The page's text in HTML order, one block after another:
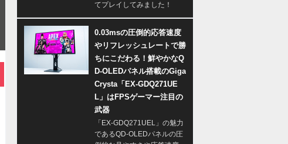
てプレイしてみました！
0.03msの圧倒的応答速度
やリフレッシュレートで勝
ちにこだわる！鮮やかなQ
D-OLEDパネル搭載のGiga
Crysta「EX-GDQ271UE
L」はFPSゲーマー注目の
武器
「EX-GDQ271UEL」の魅力
であるQD-OLEDパネルの圧